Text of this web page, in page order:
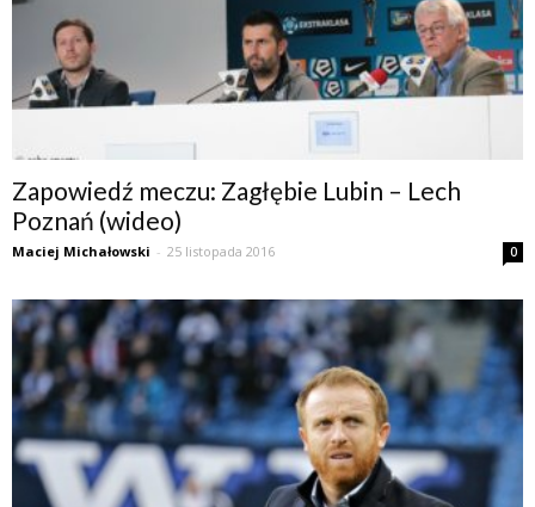
Zapowiedź meczu: Zagłębie Lubin – Lech
Poznań (wideo)
Maciej Michałowski - 25 listopada 2016 0